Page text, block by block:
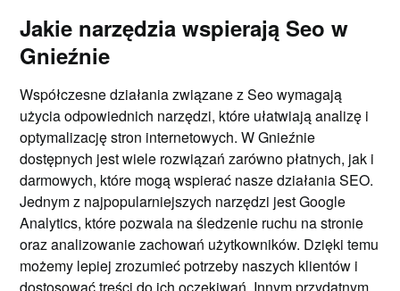
Jakie narzędzia wspierają Seo w
Gnieźnie
Współczesne działania związane z Seo wymagają
użycia odpowiednich narzędzi, które ułatwiają analizę i
optymalizację stron internetowych. W Gnieźnie
dostępnych jest wiele rozwiązań zarówno płatnych, jak i
darmowych, które mogą wspierać nasze działania SEO.
Jednym z najpopularniejszych narzędzi jest Google
Analytics, które pozwala na śledzenie ruchu na stronie
oraz analizowanie zachowań użytkowników. Dzięki temu
możemy lepiej zrozumieć potrzeby naszych klientów i
dostosować treści do ich oczekiwań. Innym przydatnym